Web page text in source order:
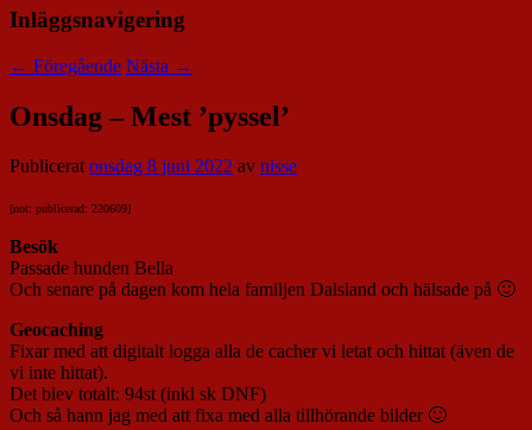
Inläggsnavigering
← Föregående Nästa →
Onsdag – Mest ’pyssel’
Publiceratonsdag 8 juni 2022 av nisse
[not: publicerad: 220609]
Besök
Passade hunden Bella
Och senare på dagen kom hela familjen Dalsland och hälsade på 🙂
Geocaching
Fixar med att digitalt logga alla de cacher vi letat och hittat (även de
vi inte hittat).
Det blev totalt: 94st (inkl sk DNF)
Och så hann jag med att fixa med alla tillhörande bilder 🙂